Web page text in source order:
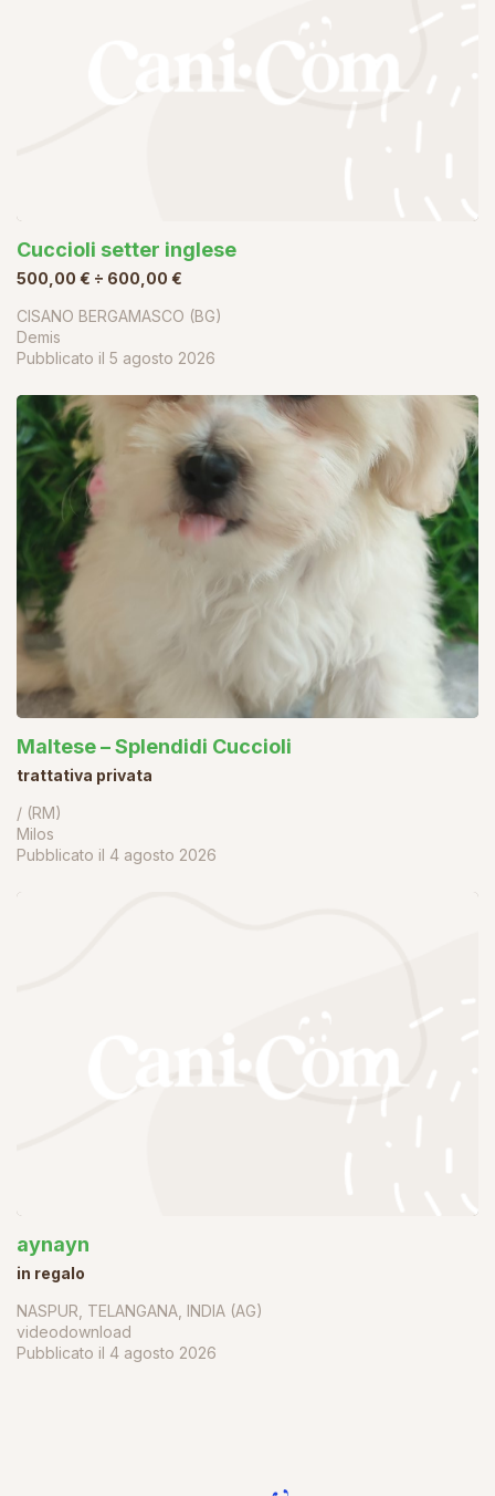
Cuccioli setter inglese
500,00 € ÷ 600,00 €
CISANO BERGAMASCO (BG)
Demis
Pubblicato il 5 agosto 2026
Maltese – Splendidi Cuccioli
trattativa privata
/ (RM)
Milos
Pubblicato il 4 agosto 2026
aynayn
in regalo
NASPUR, TELANGANA, INDIA (AG)
videodownload
Pubblicato il 4 agosto 2026